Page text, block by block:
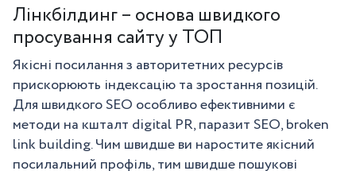
Лінкбілдинг – основа швидкого
просування сайту у ТОП
Якісні посилання з авторитетних ресурсів
прискорюють індексацію та зростання позицій.
Для швидкого SEO особливо ефективними є
методи на кшталт digital PR, паразит SEO, broken
link building. Чим швидше ви наростите якісний
посилальний профіль, тим швидше пошукові